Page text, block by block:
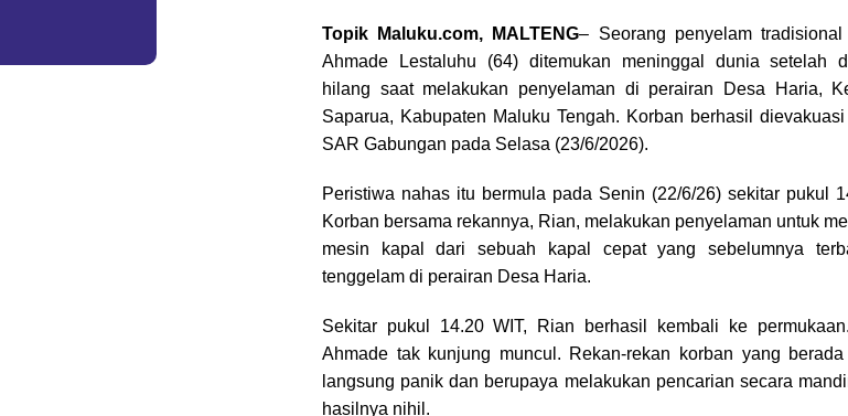
Topik Maluku.com, MALTENG– Seorang penyelam tradisional
Ahmade Lestaluhu (64) ditemukan meninggal dunia setelah
hilang saat melakukan penyelaman di perairan Desa Haria,
Saparua, Kabupaten Maluku Tengah. Korban berhasil
SAR Gabungan pada Selasa (23/6/2026).
Peristiwa nahas itu bermula pada Senin (22/6/26) sekitar pukul
Korban bersama rekannya, Rian, melakukan penyelaman untuk
mesin kapal dari sebuah kapal cepat yang sebelumnya
tenggelam di perairan Desa Haria.
Sekitar pukul 14.20 WIT, Rian berhasil kembali ke
Ahmade tak kunjung muncul. Rekan-rekan korban yang
langsung panik dan berupaya melakukan pencarian secara
hasilnya nihil.